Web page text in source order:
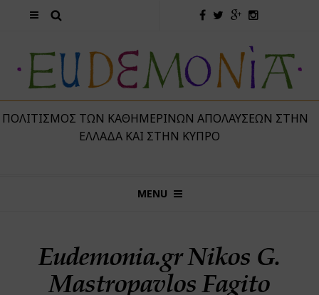
ΤΩΝ ΚΑΘΗΜΕΡΙΝΏΝ ΑΠΟΛΑΎΣΕΩΝ ΣΤΗΝ
ΕΛΛΆΔΑ ΚΑΙ ΣΤΗΝ ΚΎΠΡΟ
MENU
Eudemonia.gr Nikos G.
Mastropavlos Fagito